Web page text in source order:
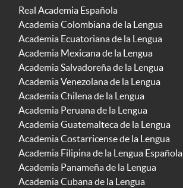
Real Academia Española
Academia Colombiana de la Lengua
Academia Ecuatoriana de la Lengua
Academia Mexicana de la Lengua
Academia Salvadoreña de la Lengua
Academia Venezolana de la Lengua
Academia Chilena de la Lengua
Academia Peruana de la Lengua
Academia Guatemalteca de la Lengua
Academia Costarricense de la Lengua
Academia Filipina de la Lengua Española
Academia Panameña de la Lengua
Academia Cubana de la Lengua